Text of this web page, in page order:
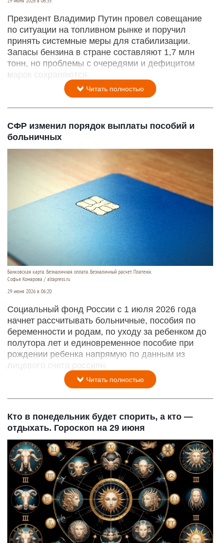
Президент Владимир Путин провел совещание
по ситуации на топливном рынке и поручил
принять системные меры для стабилизации.
Запасы бензина в стране составляют 1,7 млн
тонн, но проблемы с очередями и дефицитом
марок сохраняются.
Читать полностью
СФР изменил порядок выплаты пособий и
больничных
Банковская карта. Безналичная оплата. Безналичный расчет. Платежи.
Софья Комарова / altapress.ru
29 июня 2026 в 06:20
Социальный фонд России с 1 июля 2026 года
начнет рассчитывать больничные, пособия по
беременности и родам, по уходу за ребенком до
полутора лет и единовременное пособие при
рождении ребенка напрямую по данным из
лицевого счета россиян.
Читать полностью
Кто в понедельник будет спорить, а кто —
отдыхать. Гороскоп на 29 июня